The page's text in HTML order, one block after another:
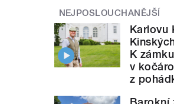
NEJPOSLOUCHANĚJŠÍ
Karlovu
K
v
z